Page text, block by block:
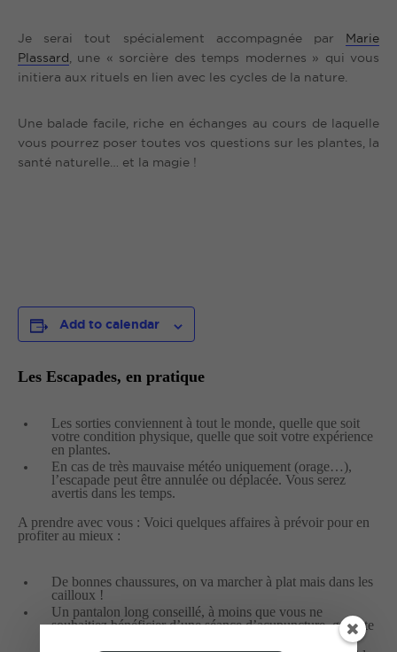
Je serai tout spécialement accompagnée par Marie
Plassard , une « sorcière des temps modernes » qui vous
initiera aux rituels en lien avec les cycles de la nature.
Une balade facile, riche en échanges au cours de laquelle
vous pourrez poser toutes vos questions sur les plantes, la
santé naturelle… et la magie !
Add to calendar
Les Escapades, en pratique
Les sorties conviennent à tout le monde, quelle que soit
votre condition physique, quelle que soit votre expérience
en plantes.
En cas de très mauvaise météo uniquement (orage…),
l’escapade peut être annulée ou déplacée. Vous serez
avertis dans les temps.
A prendre avec vous : Voici quelques affaires à prévoir pour en
profiter au mieux :
De bonnes chaussures, on va marcher à plat mais dans les
cailloux !
Un pantalon long conseillé, à moins que vous ne
souhaitiez bénéficier d’une séance d’acupuncture, gratuite
mais aléatoire, par les chênes kermès et les argelas !